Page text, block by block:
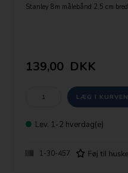
Stanley 8m målebånd 2,5 cm bred
139,00 DKK
Lev. 1-2 hverdag(e)
1-30-457